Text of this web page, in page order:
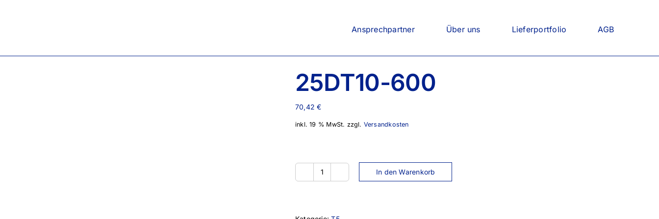
Ansprechpartner Über uns Lieferportfolio AGB
25DT10-600
70,42€
inkl. 19 % MwSt. zzgl. Versandkosten
25DT10-
In den Warenkorb